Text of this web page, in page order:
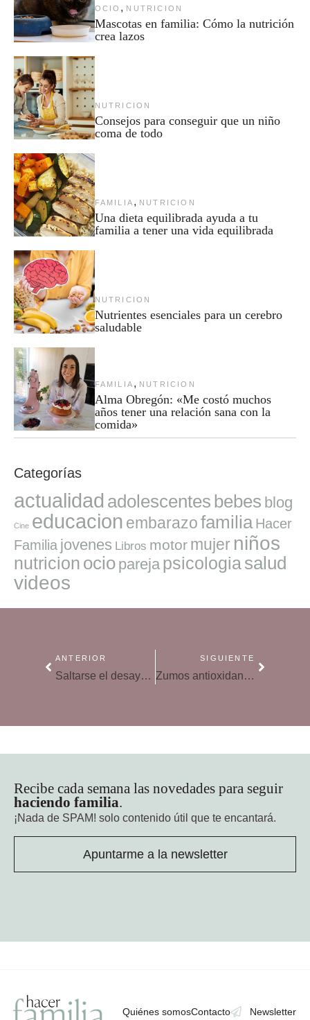
OCIO , NUTRICION
Mascotas en familia: Cómo la nutrición
crea lazos
NUTRICION
Consejos para conseguir que un niño
coma de todo
FAMILIA , NUTRICION
Una dieta equilibrada ayuda a tu
familia a tener una vida equilibrada
NUTRICION
Nutrientes esenciales para un cerebro
saludable
FAMILIA , NUTRICION
Alma Obregón: «Me costó muchos
años tener una relación sana con la
comida»
Categorías
actualidad adolescentes bebes blog
Cine educacion embarazofamilia Hacer
Familia jovenes Libros motor mujer niños
nutricion ocio pareja psicologia salud
videos
ANTERIOR
Saltarse el desayuno, una peligrosa decisión para el corazón
SIGUIENTE
Zumos antioxidantes, ¿cumplen con su promesa?
Recibe cada semana las novedades para seguir
haciendo familia
¡Nada de SPAM! solo contenido útil que te encantará.
Apuntarme a la newsletter
Quiénes somosContacto Newsletter